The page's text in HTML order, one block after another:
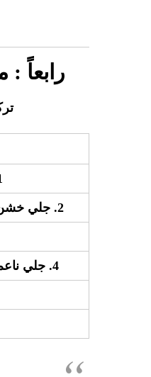
رابعاً
1.
2. جلي خشن (فتح الخرسانة)
4. جلي ناعم (التنعيم النهائي)